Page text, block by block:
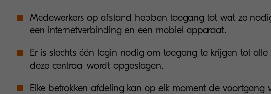
Medewerkers op afstand hebben toegang tot wat ze
een internetverbinding en een mobiel apparaat.
Er is slechts één login nodig om toegang te krijgen tot
deze centraal wordt opgeslagen.
Elke betrokken afdeling kan op elk moment de voortgang